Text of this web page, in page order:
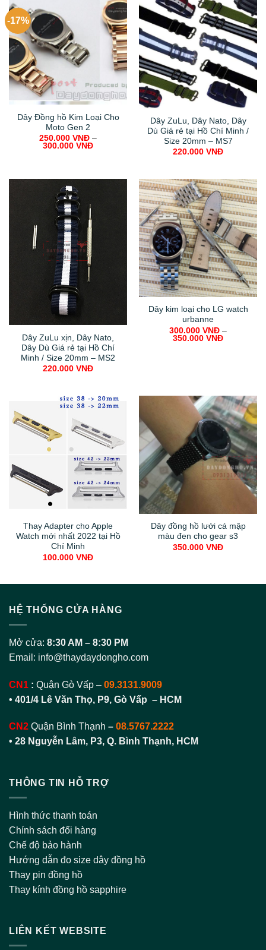
-17%
Dây Đồng hồ Kim Loại Cho
Moto Gen 2
250.000 VNĐ –
300.000 VNĐ
Dây ZuLu, Dây Nato, Dây
Dù Giá rẻ tại Hồ Chí Minh /
Size 20mm – MS7
220.000 VNĐ
Dây ZuLu xịn, Dây Nato,
Dây Dù Giá rẻ tại Hồ Chí
Minh / Size 20mm – MS2
220.000 VNĐ
Dây kim loại cho LG watch
urbanne
300.000 VNĐ –
350.000 VNĐ
Thay Adapter cho Apple
Watch mới nhất 2022 tại Hồ
Chí Minh
100.000 VNĐ
Dây đồng hồ lưới cá mập
màu đen cho gear s3
350.000 VNĐ
HỆ THỐNG CỬA HÀNG
Mở cửa: 8:30 AM – 8:30 PM
Email: info@thaydaydongho.com
CN1 : Quận Gò Vấp – 09.3131.9009
• 401/4 Lê Văn Thọ, P9, Gò Vấp – HCM
CN2 Quận Bình Thạnh – 08.5767.2222
• 28 Nguyễn Lâm, P3, Q. Bình Thạnh, HCM
THÔNG TIN HỖ TRỢ
Hình thức thanh toán
Chính sách đổi hàng
Chế độ bảo hành
Hướng dẫn đo size dây đồng hồ
Thay pin đồng hồ
Thay kính đồng hồ sapphire
LIÊN KẾT WEBSITE